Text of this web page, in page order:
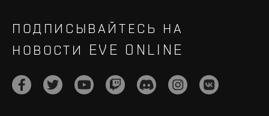
ПОДПИСЫВАЙТЕСЬ НА
НОВОСТИ EVE ONLINE